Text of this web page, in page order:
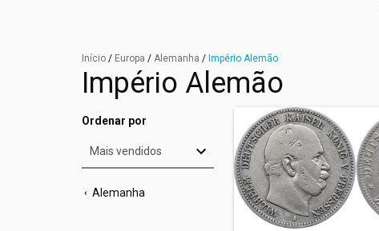
Início / Europa / Alemanha / Império Alemão
Império Alemão
Ordenar por
Alemanha